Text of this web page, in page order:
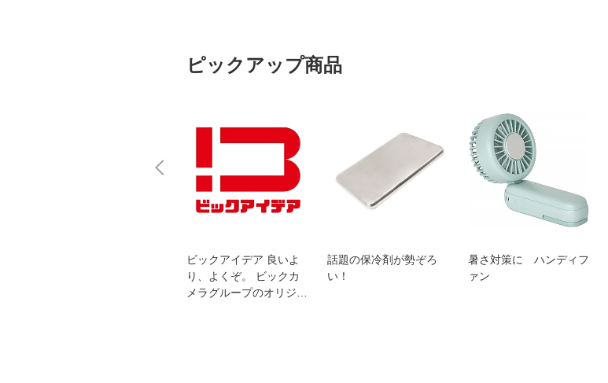
ピックアップ商品
ビックアイデア 良いよ
り、よくぞ。 ビックカ
メラグループのオリジナ
話題の保冷剤が勢ぞろ
い！
暑さ対策に ハンディフ
ァン